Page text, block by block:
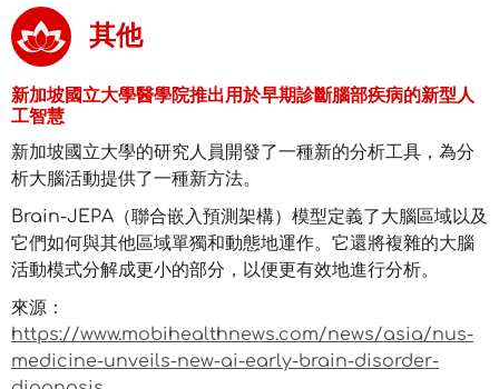
其他
新加坡國立大學醫學院推出用於早期診斷腦部疾病的新型人
工智慧
新加坡國立大學的研究人員開發了一種新的分析工具，為分
析大腦活動提供了一種新方法。
Brain-JEPA（聯合嵌入預測架構）模型定義了大腦區域以及
它們如何與其他區域單獨和動態地運作。它還將複雜的大腦
活動模式分解成更小的部分，以便更有效地進行分析。
來源：
https://www.mobihealthnews.com/news/asia/nus-
medicine-unveils-new-ai-early-brain-disorder-